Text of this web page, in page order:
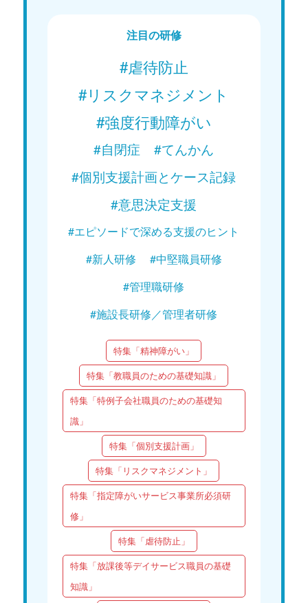
Web講義を視聴する
注目の研修
#虐待防止
#リスクマネジメント
#強度行動障がい
#自閉症
#てんかん
#個別支援計画とケース記録
#意思決定支援
#エピソードで深める支援のヒント
#新人研修
#中堅職員研修
#管理職研修
#施設長研修／管理者研修
特集「精神障がい」
特集「教職員のための基礎知識」
特集「特例子会社職員のための基礎知
識」
特集「個別支援計画」
特集「リスクマネジメント」
特集「指定障がいサービス事業所必須研
修」
特集「虐待防止」
特集「放課後等デイサービス職員の基礎
知識」